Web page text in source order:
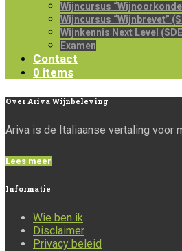
Wijncursus
Wijncursus “Wijnbrevet”
Wijnkennis Next Level
Examen
Contact
0 items
Over Ariva Wijnbeleving
Ariva is de Italiaanse vertaling voor
Lees meer
Informatie
Wie ben ik
Disclaimer
Privacy beleid